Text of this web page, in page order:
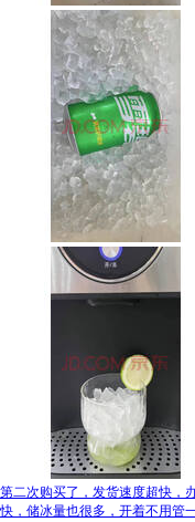
第二次购买了，发货速度超快，
快，储冰量也很多，开着不用管